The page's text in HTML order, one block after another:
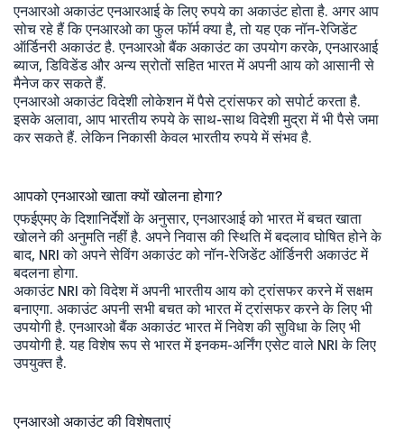
एनआरओ अकाउंट एनआरआई के लिए रुपये का अकाउंट होता है. अगर आप
सोच रहे हैं कि एनआरओ का फुल फॉर्म क्या है, तो यह एक नॉन-रेजिडेंट
ऑर्डिनरी अकाउंट है. एनआरओ बैंक अकाउंट का उपयोग करके, एनआरआई
ब्याज, डिविडेंड और अन्य स्रोतों सहित भारत में अपनी आय को आसानी से
मैनेज कर सकते हैं.
एनआरओ अकाउंट विदेशी लोकेशन में पैसे ट्रांसफर को सपोर्ट करता है.
इसके अलावा, आप भारतीय रुपये के साथ-साथ विदेशी मुद्रा में भी पैसे जमा
कर सकते हैं. लेकिन निकासी केवल भारतीय रुपये में संभव है.
आपको एनआरओ खाता क्यों खोलना होगा?
एफईएमए के दिशानिर्देशों के अनुसार, एनआरआई को भारत में बचत खाता
खोलने की अनुमति नहीं है. अपने निवास की स्थिति में बदलाव घोषित होने के
बाद, NRI को अपने सेविंग अकाउंट को नॉन-रेजिडेंट ऑर्डिनरी अकाउंट में
बदलना होगा.
अकाउंट NRI को विदेश में अपनी भारतीय आय को ट्रांसफर करने में सक्षम
बनाएगा. अकाउंट अपनी सभी बचत को भारत में ट्रांसफर करने के लिए भी
उपयोगी है. एनआरओ बैंक अकाउंट भारत में निवेश की सुविधा के लिए भी
उपयोगी है. यह विशेष रूप से भारत में इनकम-अर्निंग एसेट वाले NRI के लिए
उपयुक्त है.
एनआरओ अकाउंट की विशेषताएं